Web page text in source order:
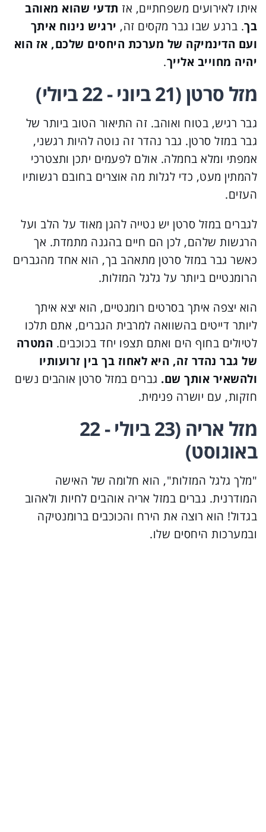
איתו לאירועים משפחתיים, אז תדעי שהוא מאוהב
בך. ברגע שבו גבר מקסים זה, ירגיש נינוח איתך
ועם הדינמיקה של מערכת היחסים שלכם, אז הוא
יהיה מחוייב אלייך.
מזל סרטן (21 ביוני - 22 ביולי)
גבר רגיש, בטוח ואוהב. זה התיאור הטוב ביותר של
גבר במזל סרטן. גבר נהדר זה נוטה להיות רגשני,
אמפתי ומלא בחמלה. אולם לפעמים יתכן ותצטרכי
להמתין מעט, כדי לגלות מה אוצרים בחובם רגשותיו
העזים.
לגברים במזל סרטן יש נטייה להגן מאוד על הלב ועל
הרגשות שלהם, לכן הם חיים בהגנה מתמדת. אך
כאשר גבר במזל סרטן מתאהב בך, הוא אחד מהגברים
הרומנטיים ביותר על גלגל המזלות.
הוא יצפה איתך בסרטים רומנטיים, הוא יצא איתך
ליותר דייטים בהשוואה למרבית הגברים, אתם תלכו
לטיולים בחוף הים ואתם תצפו יחד בכוכבים. המטרה
של גבר נהדר זה, היא לאחוז בך בין זרועותיו
ולהשאיר אותך שם. גברים במזל סרטן אוהבים נשים
חזקות, עם יושרה פנימית.
מזל אריה (23 ביולי - 22
באוגוסט)
"מלך גלגל המזלות", הוא חלומה של האישה
המודרנית. גברים במזל אריה אוהבים לחיות ולאהוב
בגדול! הוא רוצה את הירח והכוכבים ברומנטיקה
ובמערכות היחסים שלו.